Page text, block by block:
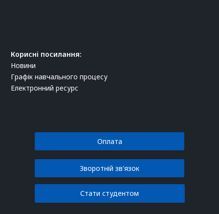
Корисні посилання:
Новини
Графік навчального процесу
Електронний ресурс
Оплата
Зворотній зв'язок
Стати студентом